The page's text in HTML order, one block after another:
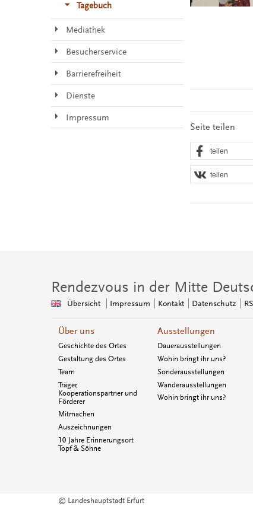
Seite teilen
teilen
teilen
Tagebuch
Mediathek
Besucherservice
Barrierefreiheit
Dienste
Impressum
Rendezvous in der Mitte
Übersicht Impressum Kontakt Datenschutz
Über uns
Geschichte des Ortes
Gestaltung des Ortes
Team
Träger,
Kooperationspartner und
Förderer
Mitmachen
Auszeichnungen
10 Jahre Erinnerungsort
Topf & Söhne
Ausstellungen
Dauerausstellungen
Wohin bringt ihr uns?
Sonderausstellungen
Wanderausstellungen
Wohin bringt ihr uns?
© Landeshauptstadt Erfurt